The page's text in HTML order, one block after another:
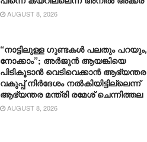
AUGUST 8, 2026
“നാട്ടിലുള്ള ഗുണ്ടകൾ പലതും പറയും,
നോക്കാം”; അർജുൻ ആയങ്കിയെ
പിടികൂടാൻ വെടിവെക്കാൻ ആഭ്യന്തര
വകുപ്പ് നിർദേശം നൽകിയിട്ടില്ലെന്ന്
ആഭ്യന്തര മന്ത്രി രമേശ് ചെന്നിത്തല
AUGUST 8, 2026